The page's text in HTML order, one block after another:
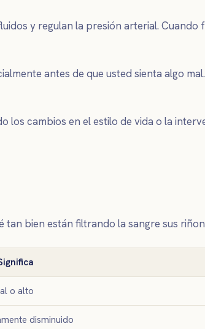
y regulan la presión arterial.
antes de que usted sienta algo
los cambios en el estilo de vida o la
tan bien están filtrando la sangre sus
o alto
disminuido